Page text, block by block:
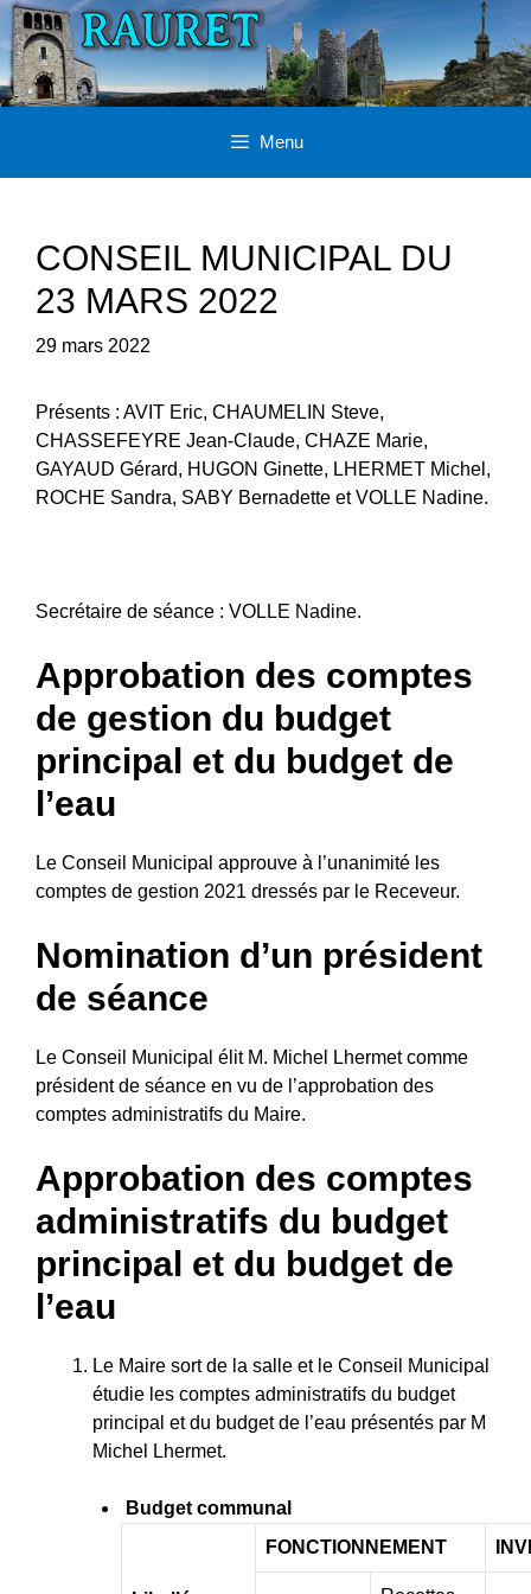
Aller
au
contenu
Menu
CONSEIL MUNICIPAL DU
23 MARS 2022
29 mars 2022
Présents : AVIT Eric, CHAUMELIN Steve,
CHASSEFEYRE Jean-Claude, CHAZE Marie,
GAYAUD Gérard, HUGON Ginette, LHERMET Michel,
ROCHE Sandra, SABY Bernadette et VOLLE Nadine.
Secrétaire de séance : VOLLE Nadine.
Approbation des comptes
de gestion du budget
principal et du budget de
l’eau
Le Conseil Municipal approuve à l’unanimité les
comptes de gestion 2021 dressés par le Receveur.
Nomination d’un président
de séance
Le Conseil Municipal élit M. Michel Lhermet comme
président de séance en vu de l’approbation des
comptes administratifs du Maire.
Approbation des comptes
administratifs du budget
principal et du budget de
l’eau
Le Maire sort de la salle et le Conseil Municipal
étudie les comptes administratifs du budget
principal et du budget de l’eau présentés par M
Michel Lhermet.
Budget communal
FONCTIONNEMENT